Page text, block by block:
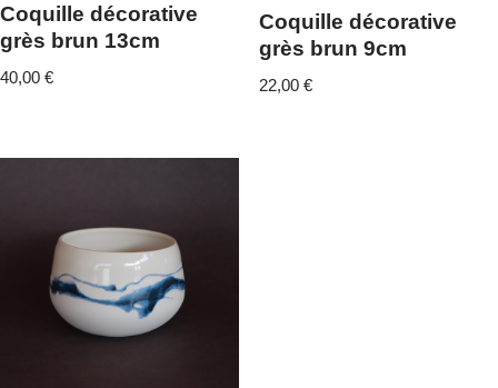
Coquille décorative
grès brun 13cm
40,00 €
Coquille décorative
grès brun 9cm
22,00 €